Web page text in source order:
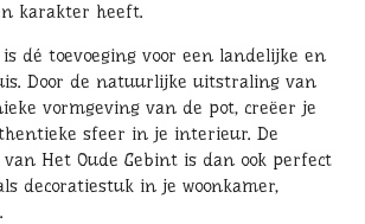
karakter heeft.
dé toevoeging voor een landelijke en
Door de natuurlijke uitstraling van
vormgeving van de pot, creëer je
sfeer in je interieur. De
Het Oude Gebint is dan ook perfect
decoratiestuk in je woonkamer,